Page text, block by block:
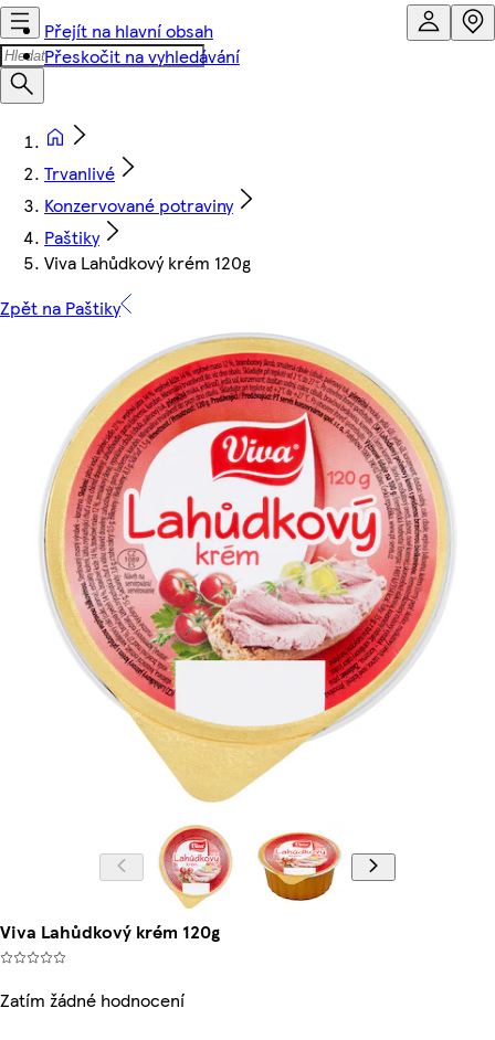
Přejít na hlavní obsah
Přeskočit na vyhledávání
Trvanlivé
Konzervované potraviny
Paštiky
Viva Lahůdkový krém 120g
Zpět na Paštiky
Viva Lahůdkový krém 120g
Zatím žádné hodnocení